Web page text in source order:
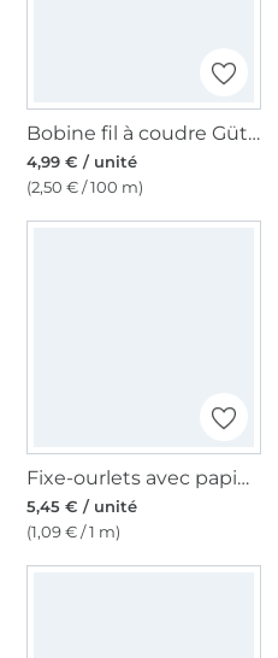
Bobine fil à coudre Gütermann 200m polyester, (877) rose fuchsia foncé
4,99 € / unité
(2,50 € / 100 m)
Fixe-ourlets avec papier protecteur 30 mm blanc
5,45 € / unité
(1,09 € / 1 m)